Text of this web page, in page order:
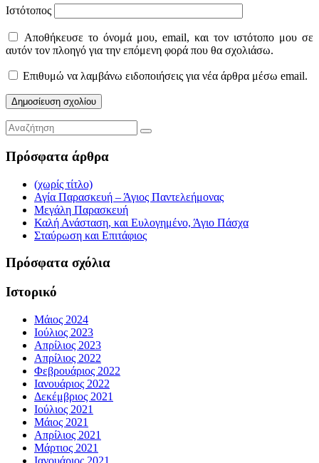
Ιστότοπος
Αποθήκευσε το όνομά μου, email, και τον ιστότοπο μου σε
αυτόν τον πλοηγό για την επόμενη φορά που θα σχολιάσω.
Επιθυμώ να λαμβάνω ειδοποιήσεις για νέα άρθρα μέσω email.
Πρόσφατα άρθρα
(χωρίς τίτλο)
Αγία Παρασκευή – Άγιος Παντελεήμονας
Μεγάλη Παρασκευή
Καλή Ανάσταση, και Ευλογημένο, Άγιο Πάσχα
Σταύρωση και Επιτάφιος
Πρόσφατα σχόλια
Ιστορικό
Μάιος 2024
Ιούλιος 2023
Απρίλιος 2023
Απρίλιος 2022
Φεβρουάριος 2022
Ιανουάριος 2022
Δεκέμβριος 2021
Ιούλιος 2021
Μάιος 2021
Απρίλιος 2021
Μάρτιος 2021
Ιανουάριος 2021